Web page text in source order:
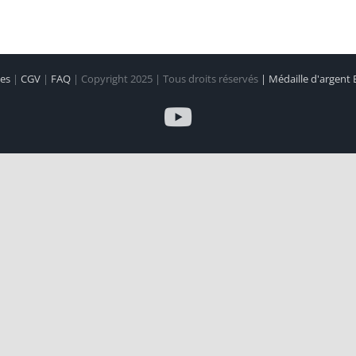
| CGV | FAQ | Copyright 2025 | Tous droits réservés | Médaille d'argent